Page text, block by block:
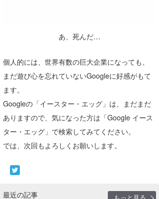
あ、死んだ…
個人的には、世界有数の巨大企業になっても、
まだ遊び心を忘れていないGoogleに好感がもて
ます。
Googleの「イースター・エッグ」は、まだまだ
ありますので、気になった方は「Google イース
ター・エッグ」で検索してみてください。
では、次回もよろしくお願いします。
最近の記事
chappy